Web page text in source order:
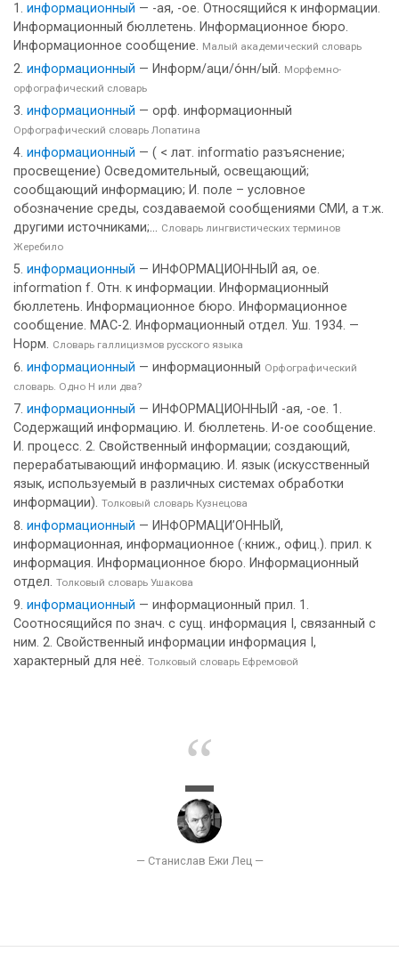
информационный — -ая, -ое. Относящийся к информации.
Информационный бюллетень. Информационное бюро.
Информационное сообщение. Малый академический словарь
информационный — Информ/аци/о́нн/ый. Морфемно-
орфографический словарь
информационный — орф. информационный
Орфографический словарь Лопатина
информационный — ( < лат. informatio разъяснение;
просвещение) Осведомительный, освещающий;
сообщающий информацию; И. поле – условное
обозначение среды, создаваемой сообщениями СМИ, а т.ж.
другими источниками;... Словарь лингвистических терминов
Жеребило
информационный — ИНФОРМАЦИОННЫЙ ая, ое.
information f. Отн. к информации. Информационный
бюллетень. Информационное бюро. Информационное
сообщение. МАС-2. Информационный отдел. Уш. 1934. —
Норм. Словарь галлицизмов русского языка
информационный — информационный Орфографический
словарь. Одно Н или два?
информационный — ИНФОРМАЦИОННЫЙ -ая, -ое. 1.
Содержащий информацию. И. бюллетень. И-ое сообщение.
И. процесс. 2. Свойственный информации; создающий,
перерабатывающий информацию. И. язык (искусственный
язык, используемый в различных системах обработки
информации). Толковый словарь Кузнецова
информационный — ИНФОРМАЦИ’ОННЫЙ,
информационная, информационное (·книж., офиц.). прил. к
информация. Информационное бюро. Информационный
отдел. Толковый словарь Ушакова
информационный — информационный прил. 1.
Соотносящийся по знач. с сущ. информация I, связанный с
ним. 2. Свойственный информации информация I,
характерный для неё. Толковый словарь Ефремовой